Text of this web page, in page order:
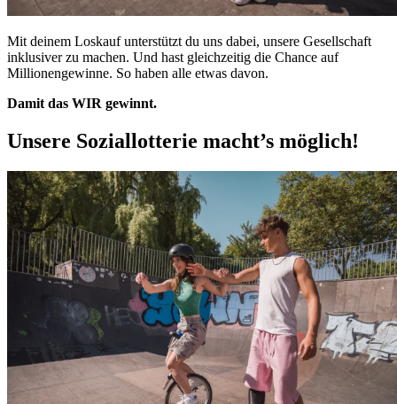
Mit deinem Loskauf unterstützt du uns dabei, unsere Gesellschaft
inklusiver zu machen. Und hast gleichzeitig die Chance auf
Millionengewinne. So haben alle etwas davon.
Damit das WIR gewinnt.
Unsere Soziallotterie macht’s möglich!